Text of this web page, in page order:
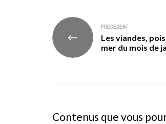
Navigation
de
l’article
PRÉCÉDENT
Les viandes,
mer du mois de
Contenus que vous